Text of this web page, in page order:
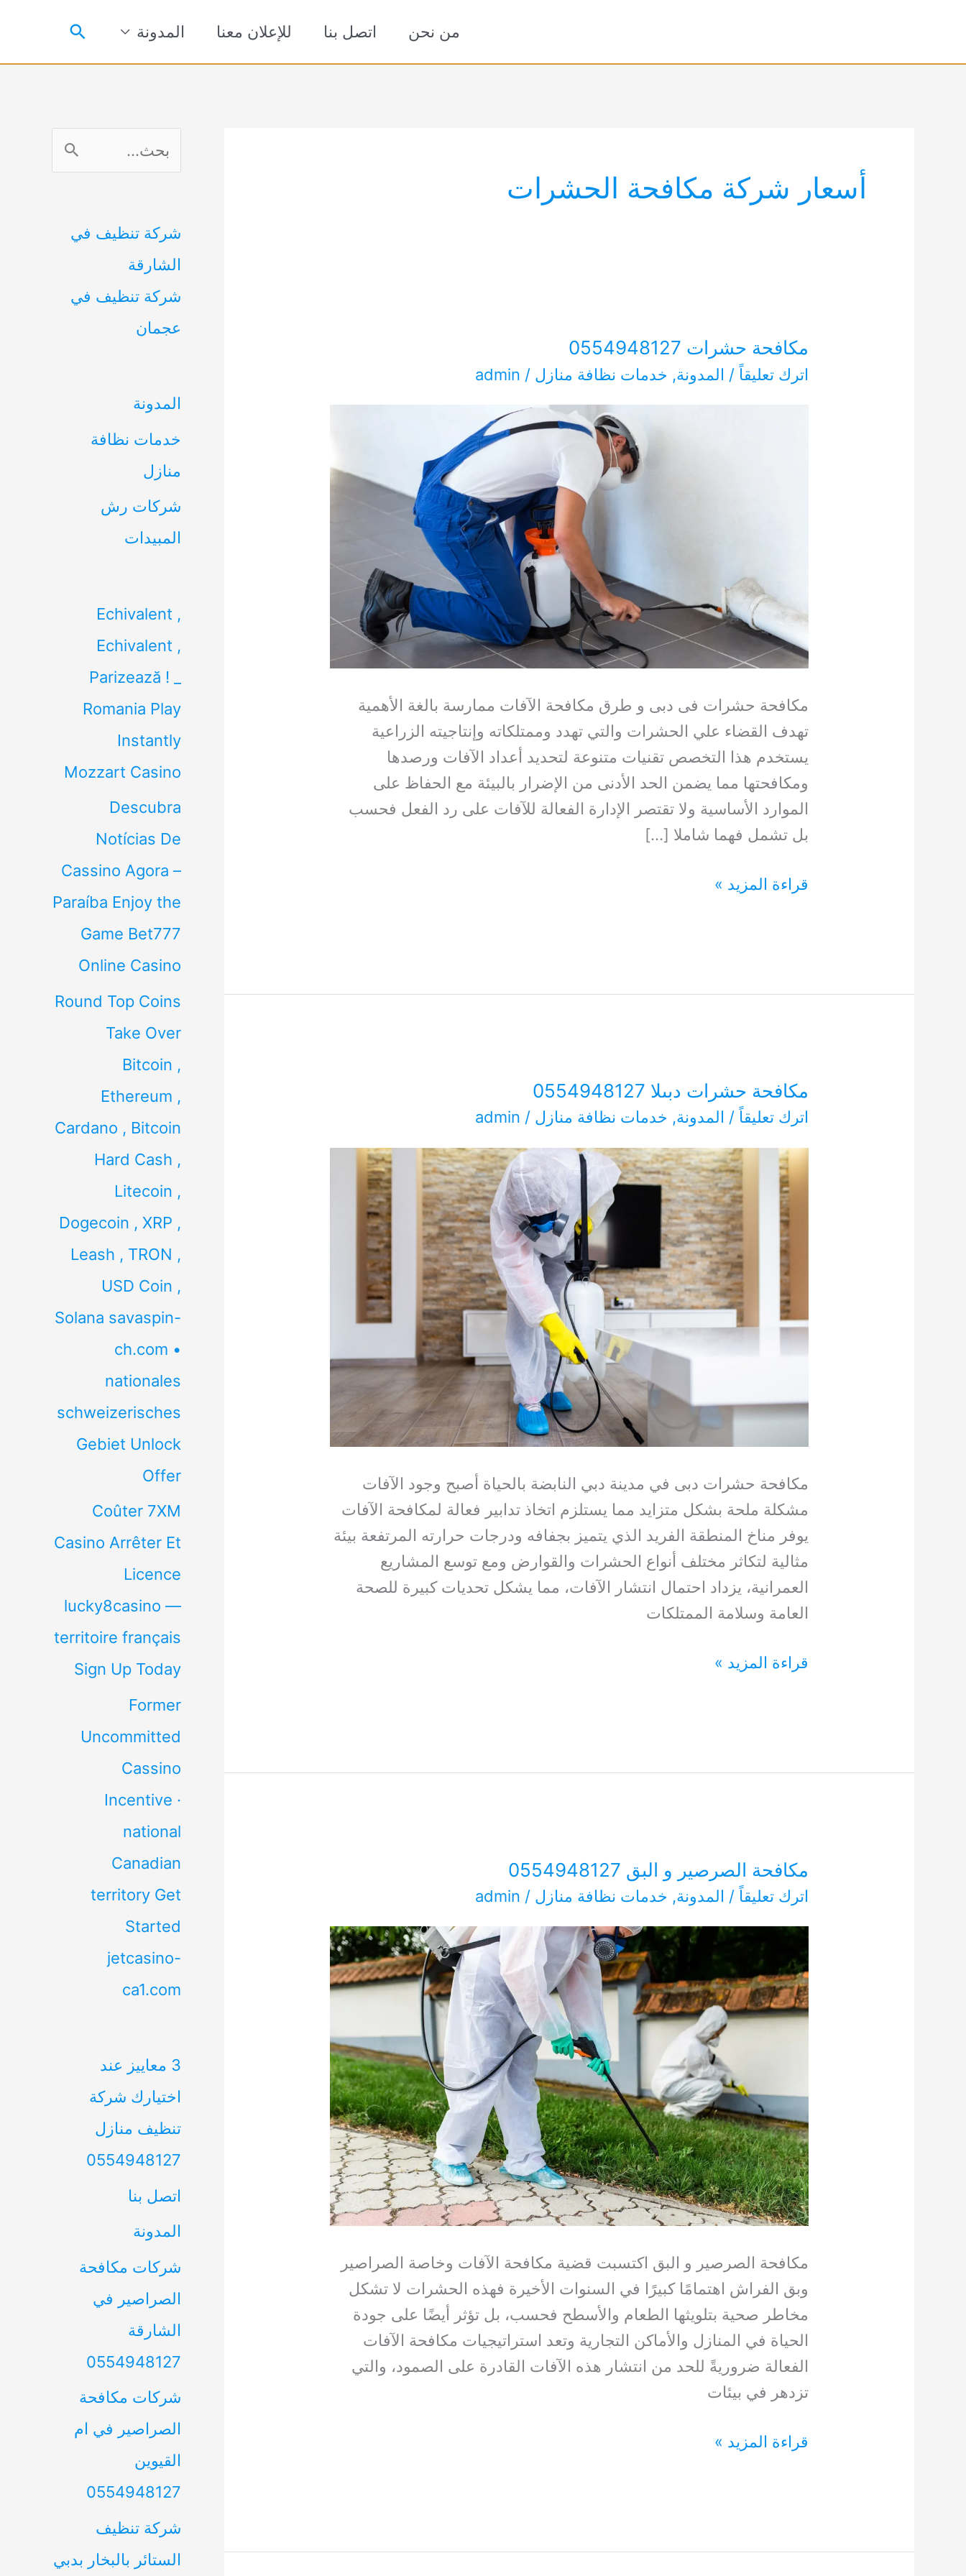
المحتوى
من نحن اتصل بنا للإعلان معنا المدونة البحث
أسعار شركة مكافحة الحشرات
مكافحة حشرات 0554948127
اترك تعليقاً / المدونة, خدمات نظافة منازل /
admin
مكافحة حشرات فى دبى و طرق مكافحة الآفات ممارسة بالغة الأهمية
تهدف القضاء علي الحشرات والتي تهدد وممتلكاته وإنتاجيته الزراعية
يستخدم هذا التخصص تقنيات متنوعة لتحديد أعداد الآفات ورصدها
ومكافحتها مما يضمن الحد الأدنى من الإضرار بالبيئة مع الحفاظ على
الموارد الأساسية ولا تقتصر الإدارة الفعالة للآفات على رد الفعل فحسب
بل تشمل فهما شاملا […]
مكافحة
قراءة المزيد »
مكافحة حشرات دبىلا 0554948127
اترك تعليقاً / المدونة, خدمات نظافة منازل /
admin
مكافحة حشرات دبى في مدينة دبي النابضة بالحياة أصبح وجود الآفات
مشكلة ملحة بشكل متزايد مما يستلزم اتخاذ تدابير فعالة لمكافحة الآفات
يوفر مناخ المنطقة الفريد الذي يتميز بجفافه ودرجات حرارته المرتفعة بيئة
مثالية لتكاثر مختلف أنواع الحشرات والقوارض ومع توسع المشاريع
العمرانية، يزداد احتمال انتشار الآفات، مما يشكل تحديات كبيرة للصحة
العامة وسلامة الممتلكات
مكافحة
قراءة المزيد »
مكافحة الصرصير و البق 0554948127
اترك تعليقاً / المدونة, خدمات نظافة منازل /
admin
مكافحة الصرصير و البق اكتسبت قضية مكافحة الآفات وخاصة الصراصير
وبق الفراش اهتمامًا كبيرًا في السنوات الأخيرة فهذه الحشرات لا تشكل
مخاطر صحية بتلويثها الطعام والأسطح فحسب، بل تؤثر أيضًا على جودة
الحياة في المنازل والأماكن التجارية وتعد استراتيجيات مكافحة الآفات
الفعالة ضروريةً للحد من انتشار هذه الآفات القادرة على الصمود، والتي
تزدهر في بيئات
مكافحة
قراءة المزيد »
ل
ح
ث
ع
ن
شركة تنظيف في
الشارقة
شركة تنظيف في
عجمان
المدونة
خدمات نظافة
منازل
شركات رش
المبيدات
Echivalent ,
Echivalent ,
Parizează ! _
Romania Play
Instantly
Mozzart Casino
Descubra
Notícias De
Cassino Agora –
Paraíba Enjoy the
Game Bet777
Online Casino
Round Top Coins
Take Over
Bitcoin ,
Ethereum ,
Cardano , Bitcoin
Hard Cash ,
Litecoin ,
Dogecoin , XRP ,
Leash , TRON ,
USD Coin ,
Solana savaspin-
ch.com •
nationales
schweizerisches
Gebiet Unlock
Offer
Coûter 7XM
Casino Arrêter Et
Licence
lucky8casino —
territoire français
Sign Up Today
Former
Uncommitted
Cassino
Incentive ·
national
Canadian
territory Get
Started
jetcasino-
ca1.com
3 معاييز عند
اختيارك شركة
تنظيف منازل
0554948127
اتصل بنا
المدونة
شركات مكافحة
الصراصير في
الشارقة
0554948127
شركات مكافحة
الصراصير في ام
القيوين
0554948127
شركة تنظيف
الستائر بالبخار بدبي